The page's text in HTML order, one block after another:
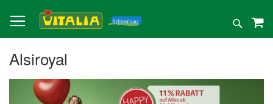
zum
Inhalt
Suche
Alsiroyal